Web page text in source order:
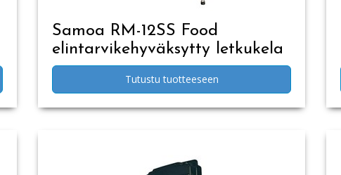
Samoa RM-12SS Food
elintarvikehyväksytty letkukela
Tutustu tuotteeseen